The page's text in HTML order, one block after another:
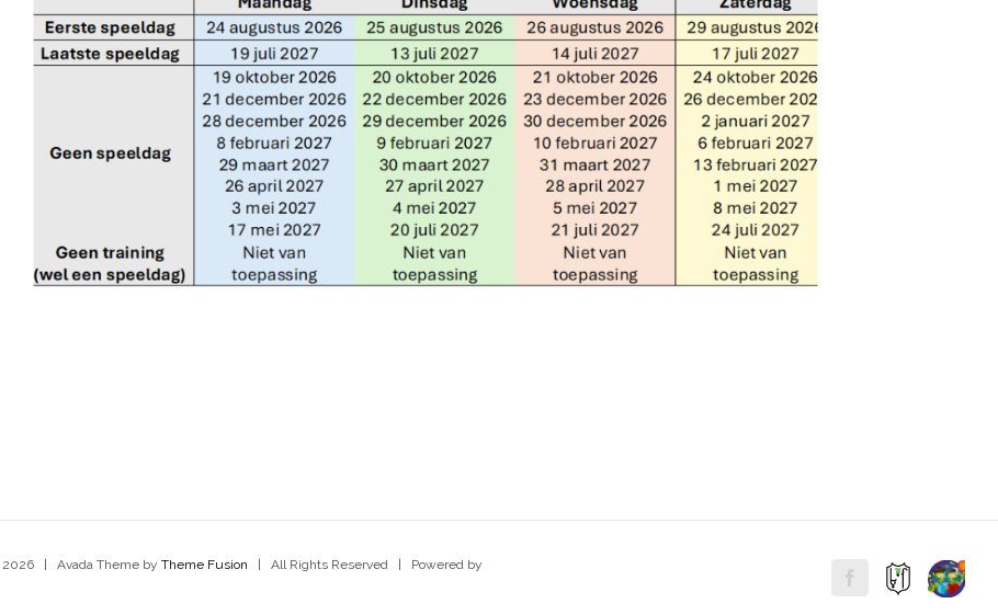
2026 | Avada Theme by Theme Fusion | All Rights Reserved | Powered by
facebook
Website
Bossche
Badminton
Website
Sjors
Sportief